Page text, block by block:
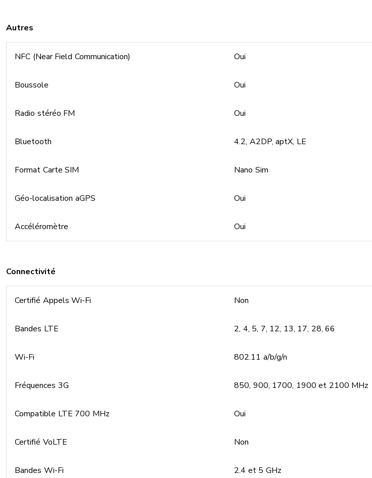
Autres
NFC (Near Field Communication) Oui
Boussole Oui
Radio stéréo FM Oui
Bluetooth 4.2, A2DP, aptX, LE
Format Carte SIM Nano Sim
Géo-localisation aGPS Oui
Accéléromètre Oui
Connectivité
Certifié Appels Wi-Fi Non
Bandes LTE 2, 4, 5, 7, 12, 13, 17, 28, 66
Wi-Fi 802.11 a/b/g/n
Fréquences 3G 850, 900, 1700, 1900 et 2100 MHz
Compatible LTE 700 MHz Oui
Certifié VoLTE Non
Bandes Wi-Fi 2.4 et 5 GHz